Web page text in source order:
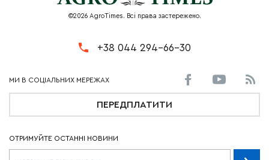
©2026 AgroTimes. Всі права застережено.
+38 044 294-66-30
ПЕРЕДПЛАТИТИ
ОТРИМУЙТЕ ОСТАННІ НОВИНИ